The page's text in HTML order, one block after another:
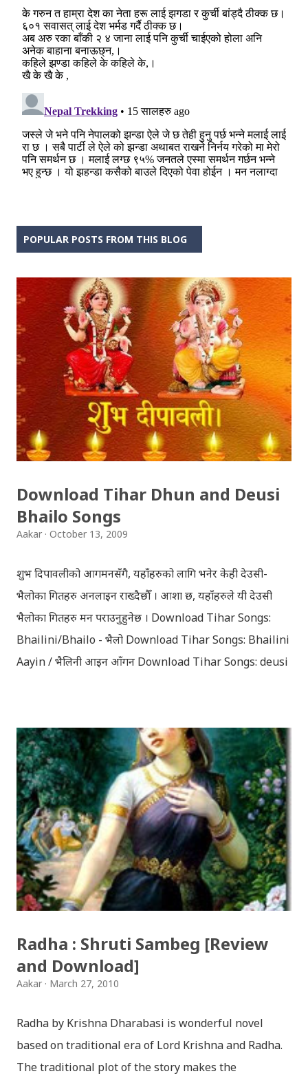
POPULAR POSTS FROM THIS BLOG
Download Tihar Dhun and Deusi
Bhailo Songs
Aakar October 13, 2009
शुभ दिपावलीको आगमनसँगै, यहाँहरुको लागि भनेर केही देउसी-
भैलोका गितहरु अनलाइन राख्दैछौँ । आशा छ, यहाँहरुले यी देउसी
भैलोका गितहरु मन पराउनुहुनेछ । Download Tihar Songs:
Bhailini/Bhailo - भैलो Download Tihar Songs: Bhailini
Aayin / भैलिनी आइन आँगन Download Tihar Songs: deusi
Songs: diyo baali sanjh ko / दियो बाली साँझ को
Download: Tihar Dhun (Deusi,Bhailo)/ तिहार धुन(देउसी
भैलो)- सुरसुधा नोट: यी अपलोड गरिएका गितसंगितहरु व्यावसायिक
प्रायोजनको लागि प्रयोग नगर्न आग्रह गर्दछौँ । इन्टरनेटमा भेटिएका
गितहरुलाई हामीले यहाँ एकै ठाउँमा सजिलोको लागि राखिदिएको मात्र
हौँ । तपाई यदि यी गित संगितको सर्जक हुनुहुन्छ र गित संगित यहाँबाट
हटाउनुपर्ने भए जानकारी गराउनुहोला । फेरी एकपटक शुभ दिपावलीको
हार्दिक मंगलमय शुभकामना व्यक्त गर्दछौँ ।
Radha : Shruti Sambeg [Review
and Download]
Aakar March 27, 2010
Radha by Krishna Dharabasi is wonderful novel
based on traditional era of Lord Krishna and Radha.
The traditional plot of the story makes the